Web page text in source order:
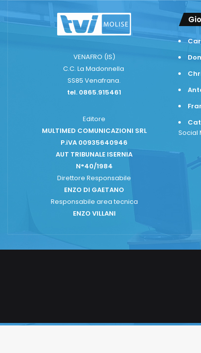
VENAFRO (IS)
C.C. La Madonnella
SS85 Venafrana.
tel. 0865.915461
Editore
MULTIMED COMUNICAZIONI SRL
P.iVA 00935640946
AUT TRIBUNALE ISERNIA
N°40/1984
Direttore Responsabile
ENZO DI GAETANO
Responsabile area tecnica
ENZO VILLANI
Social